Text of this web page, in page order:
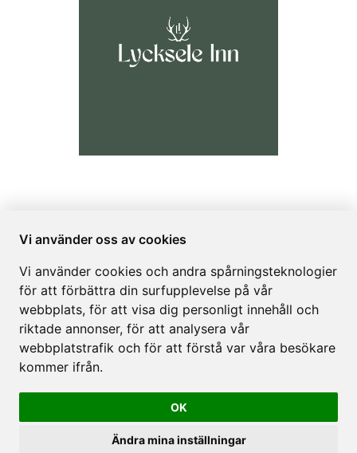
Vi använder oss av cookies
Vi använder cookies och andra spårningsteknologier
för att förbättra din surfupplevelse på vår
webbplats, för att visa dig personligt innehåll och
riktade annonser, för att analysera vår
webbplatstrafik och för att förstå var våra besökare
kommer ifrån.
OK
Ändra mina inställningar
Rum
Om
Galleri
921 32 Lycksele
info@lyckseleinn.com
+070 9993540
Lycksele Inn © 2026
org 559522-9963